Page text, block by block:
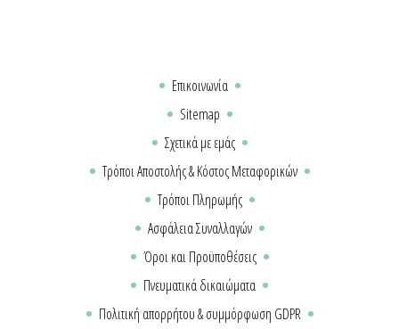
Επικοινωνία
Sitemap
Σχετικά με εμάς
Τρόποι Αποστολής & Κόστος Μεταφορικών
Τρόποι Πληρωμής
Ασφάλεια Συναλλαγών
Όροι και Προϋποθέσεις
Πνευματικά δικαιώματα
Πολιτική απορρήτου & συμμόρφωση GDPR